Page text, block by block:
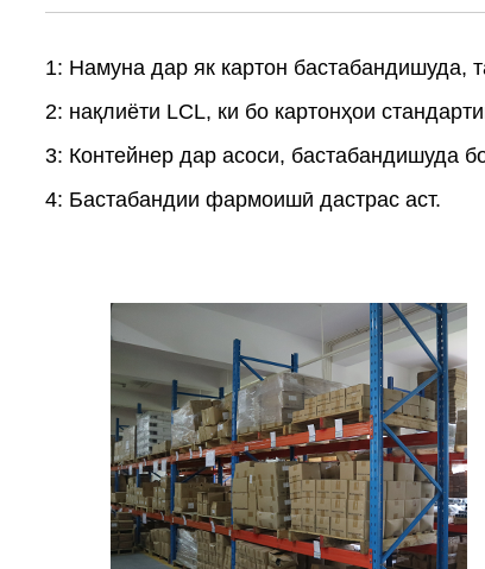
1: Намуна дар як картон
2: нақлиёти LCL, ки бо картонҳои
3: Контейнер дар асоси, бастабандишуда
4: Бастабандии фармоишӣ дастрас аст.